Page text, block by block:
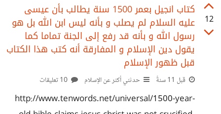
التفكير، فأول أمر لاحظته بعد أن حاولت إنشاء *شركتي*
*الناشئة* *الأولى* هو أن رأسي أصبح يألمني باستمرار و الوقت
لم يعد كافيا لكي أقوم بأعمالي الروتينية المعتادة ،فلم أعد أتصفح
الفيسبوك و لم أعد أقرأ المقالات و لم أعد أشاهد الأفلام و لم أجد
الوقت
12
كتاب انجيل بعمر 1500 سنة يطالب بأن عيسى
عليه السلام لم يصلب و بأنه ليس ابن الله بل هو
رسول الله و بأنه قد رفع إلى الجنة تماما كما
يقول دين الإسلام و المفارقة أنه كتب هذا الكتاب
قبل ظهور الإسلام
قبل 11 سنةً حدثني أكثر عن الإسلام
http://www.tenwords.net/universal/1500-year-